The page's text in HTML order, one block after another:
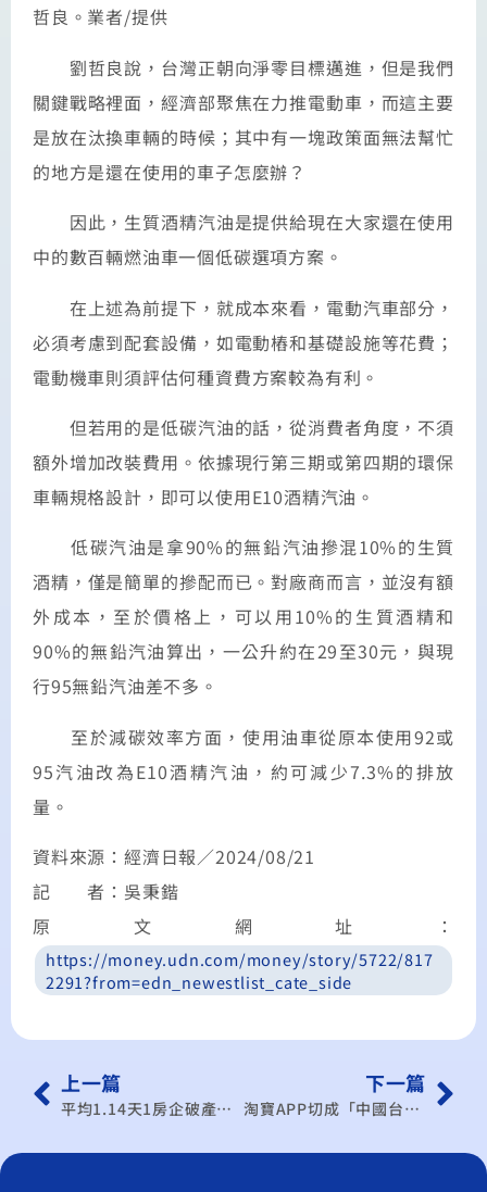
哲良。業者/提供
劉哲良說，台灣正朝向淨零目標邁進，但是我們
關鍵戰略裡面，經濟部聚焦在力推電動車，而這主要
是放在汰換車輛的時候；其中有一塊政策面無法幫忙
的地方是還在使用的車子怎麼辦？
因此，生質酒精汽油是提供給現在大家還在使用
中的數百輛燃油車一個低碳選項方案。
在上述為前提下，就成本來看，電動汽車部分，
必須考慮到配套設備，如電動樁和基礎設施等花費；
電動機車則須評估何種資費方案較為有利。
但若用的是低碳汽油的話，從消費者角度，不須
額外增加改裝費用。依據現行第三期或第四期的環保
車輛規格設計，即可以使用E10酒精汽油。
低碳汽油是拿90%的無鉛汽油摻混10%的生質
酒精，僅是簡單的摻配而已。對廠商而言，並沒有額
外成本，至於價格上，可以用10%的生質酒精和
90%的無鉛汽油算出，一公升約在29至30元，與現
行95無鉛汽油差不多。
至於減碳效率方面，使用油車從原本使用92或
95汽油改為E10酒精汽油，約可減少7.3%的排放
量。
資料來源：經濟日報／2024/08/21
記 者：吳秉鍇
原文網址
：
https://money.udn.com/money/story/5722/817
2291?from=edn_newestlist_cate_side
上一篇
平均1.14天1房企破產…中國房市泡沫＋地方債擴大 台灣這些產業需提高警覺
下一篇
淘寶APP切成「中國台灣」，就能包郵免運…往外倒貨傾銷為哪樁？專家憂心這些事情全被老共掌握